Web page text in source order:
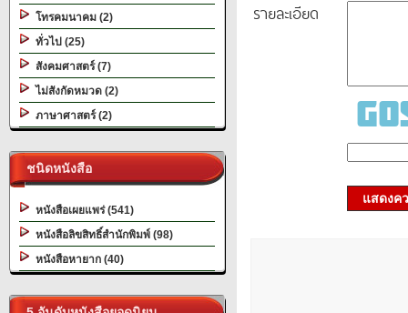
โทรคมนาคม (2)
ทั่วไป (25)
สังคมศาสตร์ (7)
ไม่สังกัดหมวด (2)
ภาษาศาสตร์ (2)
ชนิดหนังสือ
หนังสือเผยแพร่ (541)
หนังสือลิขสิทธิ์สำนักพิมพ์ (98)
หนังสือหายาก (40)
รายละเอียด
แสดงค